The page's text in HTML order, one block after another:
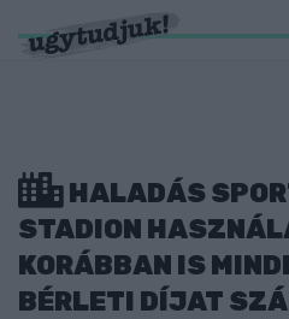
HALADÁS
STADION
KORÁBBAN IS
BÉRLETI DÍJAT